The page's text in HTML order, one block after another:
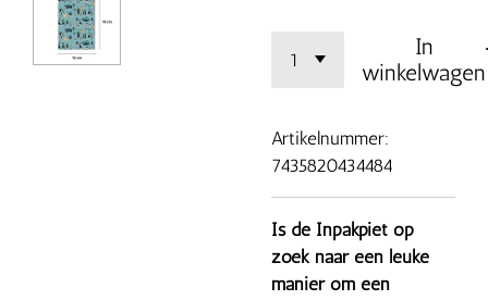
In
winkelwagen
Artikelnummer:
7435820434484
Is de Inpakpiet op
zoek naar een leuke
manier om een